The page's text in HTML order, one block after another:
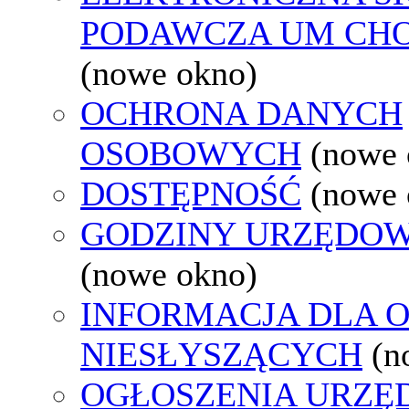
PODAWCZA UM
(nowe okno)
OCHRONA DANYCH
OSOBOWYCH (nowe
DOSTĘPNOŚĆ (nowe
GODZINY
(nowe okno)
INFORMACJA DLA
NIESŁYSZĄCYCH
OGŁOSZENIA